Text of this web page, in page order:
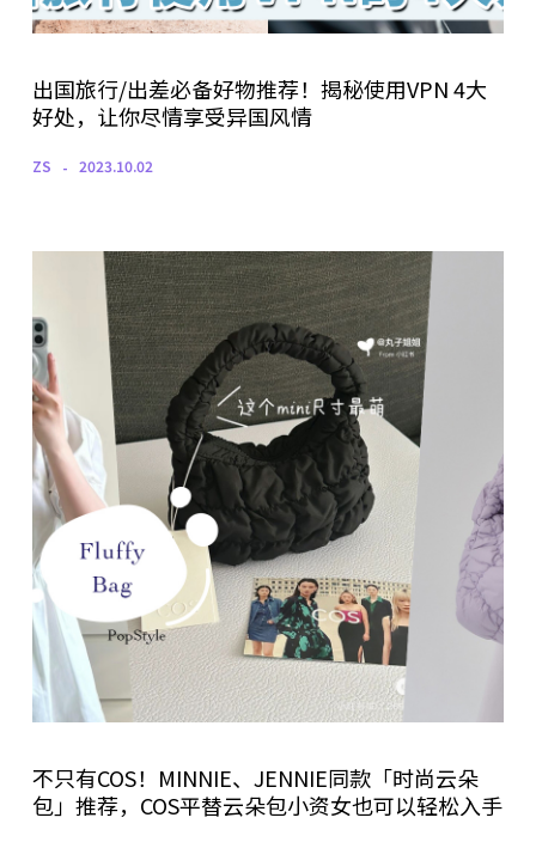
出国旅行/出差必备好物推荐！揭秘使用VPN 4大
好处，让你尽情享受异国风情
ZS 2023.10.02
不只有COS！MINNIE、JENNIE同款「时尚云朵
包」推荐，COS平替云朵包小资女也可以轻松入手